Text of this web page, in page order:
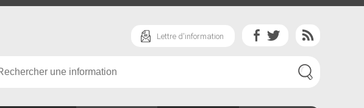
Lettre d'information